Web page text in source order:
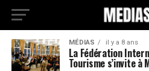
MÉDIAS il y a 8 ans
La Fédération
Tourisme s’invite à